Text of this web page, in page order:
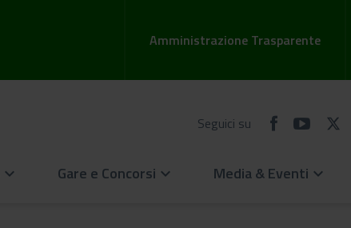
Amministrazione Trasparente
Seguici su
keyboard_arrow_down Gare e Concorsi keyboard_arrow_down Media & Eventi keyboard_arrow_down